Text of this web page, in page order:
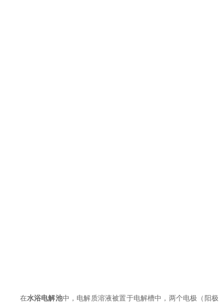
在水浴电解池中，电解质溶液被置于电解槽中，两个电极（阳极